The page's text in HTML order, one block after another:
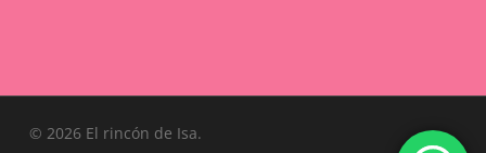
Subtotal: 0,00€
© 2026 El rincón de Isa.